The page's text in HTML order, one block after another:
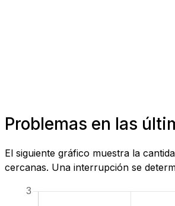
Problemas en las
El siguiente gráfico muestra la
cercanas. Una interrupción se